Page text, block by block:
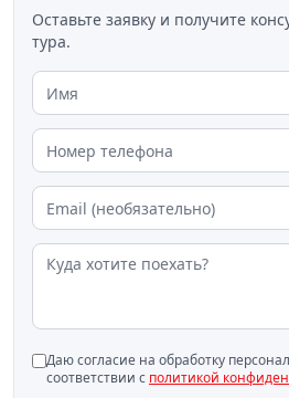
Оставьте заявку и получите
тура.
Даю согласие на обработку
соответствии с политикой